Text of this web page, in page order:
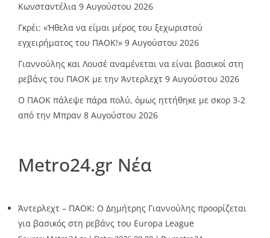
Κωνσταντέλια 9 Αυγούστου 2026
Γκρέι: «Ήθελα να είμαι μέρος του ξεχωριστού
εγχειρήματος του ΠΑΟΚ!» 9 Αυγούστου 2026
Γιαννούλης και Λουσέ αναμένεται να είναι βασικοί στη
ρεβάνς του ΠΑΟΚ με την Άντερλεχτ 9 Αυγούστου 2026
Ο ΠΑΟΚ πάλεψε πάρα πολύ, όμως ηττήθηκε με σκορ 3-2
από την Μπραν 8 Αυγούστου 2026
Metro24.gr Νέα
Άντερλεχτ – ΠΑΟΚ: Ο Δημήτρης Γιαννούλης προορίζεται
για βασικός στη ρεβάνς του Europa League